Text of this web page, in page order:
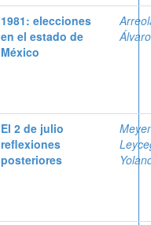
1981: elecciones
en el estado de
México
Álvaro
El 2 de julio
reflexiones
posteriores